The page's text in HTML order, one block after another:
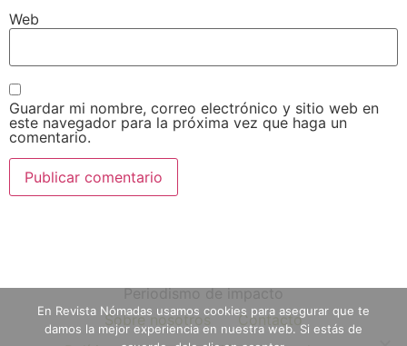
Web
Guardar mi nombre, correo electrónico y sitio web en
este navegador para la próxima vez que haga un
comentario.
Periodismo de impacto
Sobre nosotros
Contacto
En Revista Nómadas usamos cookies para asegurar que te
damos la mejor experiencia en nuestra web. Si estás de